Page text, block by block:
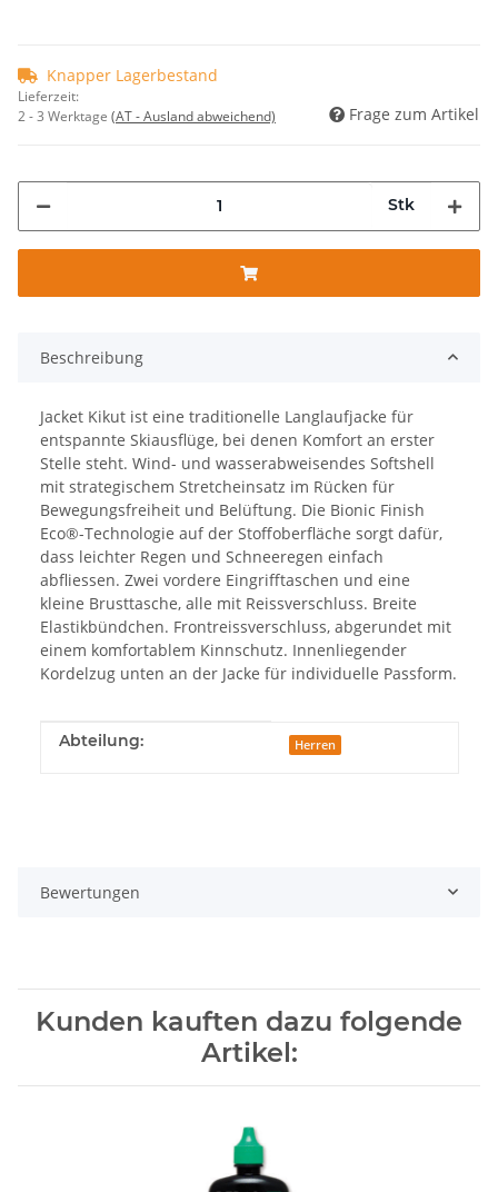
Knapper Lagerbestand
Lieferzeit:
2 - 3 Werktage (AT - Ausland abweichend) Frage zum Artikel
Stk
Beschreibung
Jacket Kikut ist eine traditionelle Langlaufjacke für
entspannte Skiausflüge, bei denen Komfort an erster
Stelle steht. Wind- und wasserabweisendes Softshell
mit strategischem Stretcheinsatz im Rücken für
Bewegungsfreiheit und Belüftung. Die Bionic Finish
Eco®-Technologie auf der Stoffoberfläche sorgt dafür,
dass leichter Regen und Schneeregen einfach
abfliessen. Zwei vordere Eingrifftaschen und eine
kleine Brusttasche, alle mit Reissverschluss. Breite
Elastikbündchen. Frontreissverschluss, abgerundet mit
einem komfortablem Kinnschutz. Innenliegender
Kordelzug unten an der Jacke für individuelle Passform.
Produkteigenschaft
Wert
Abteilung: Herren
Bewertungen
Kunden kauften dazu folgende
Artikel: